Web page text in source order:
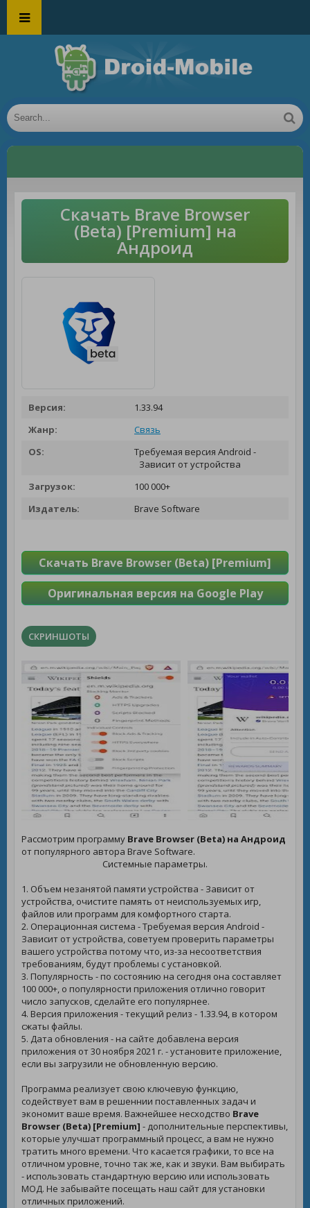
Скачать Brave Browser
(Beta) [Premium] на
Андроид
Версия:
1.33.94
Жанр:
Связь
OS:
Требуемая версия Android -
Зависит от устройства
Загрузок:
100 000+
Издатель:
Brave Software
Скачать Brave Browser (Beta) [Premium]
Оригинальная версия на Google Play
СКРИНШОТЫ
Рассмотрим программу Brave Browser (Beta) на Андроид
от популярного автора Brave Software.
Системные параметры.
1. Объем незанятой памяти устройства - Зависит от
устройства, очистите память от неиспользуемых игр,
файлов или программ для комфортного старта.
2. Операционная система - Требуемая версия Android -
Зависит от устройства, советуем проверить параметры
вашего устройства потому что, из-за несоответствия
требованиям, будут проблемы с установкой.
3. Популярность - по состоянию на сегодня она составляет
100 000+, о популярности приложения отлично говорит
число запусков, сделайте его популярнее.
4. Версия приложения - текущий релиз - 1.33.94, в котором
сжаты файлы.
5. Дата обновления - на сайте добавлена версия
приложения от 30 ноября 2021 г. - установите приложение,
если вы загрузили не обновленную версию.
Программа реализует свою ключевую функцию,
содействует вам в решеннии поставленных задач и
экономит ваше время. Важнейшее несходство Brave
Browser (Beta) [Premium] - дополнительные перспективы,
которые улучшат программный процесс, а вам не нужно
тратить много времени. Что касается графики, то все на
отличном уровне, точно так же, как и звуки. Вам выбирать
- использовать стандартную версию или использовать
МОД. Не забывайте посещать наш сайт для установки
отличных приложений.